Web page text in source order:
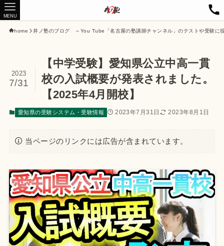
MENU
home 井ノ塾のブログ ～You Tube「名古屋の塾講師チャンネル」のテストや受験に
【中学受験】愛知県公立中高一貫
校の入試概要が発表されました。
【2025年4月開校】
2023
7/31
愛知県の受験システム・受験情報 2023年7月31日 2023年8月1日
当ページのリンクには広告が含まれています。